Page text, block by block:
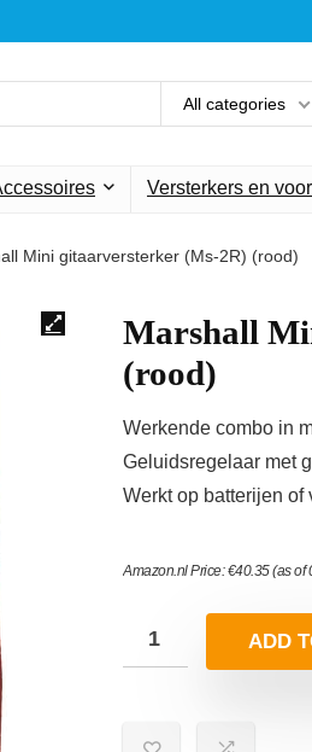
All categories
Versterkers en
Mini gitaarversterker (Ms-2R) (rood)
Marshall
(rood)
Werkende combo in
Geluidsregelaar met
Werkt op batterijen
Amazon.nl Price:€40.35(as of
ADD